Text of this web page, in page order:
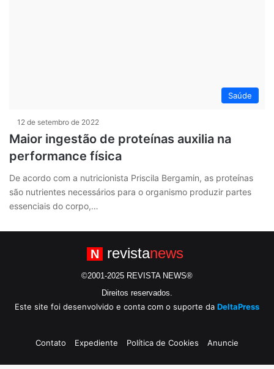
Saúde
12 de setembro de 2022
Maior ingestão de proteínas auxilia na
performance física
De acordo com a nutricionista Priscila Bergamin, as proteínas
são nutrientes necessários para o organismo produzir partes
essenciais do corpo,…
N revistanews
©2001-2025 REVISTA NEWS®
Direitos reservados.
Este site foi desenvolvido e conta com o suporte da DeltaPress
Contato Expediente Política de Cookies Anuncie